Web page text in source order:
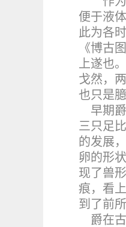
便于液
此为各
《博古
上遂也
戈然，
也只是臆
早期
三只足
的发展
卵的形
现了兽
痕，看
到了前
爵在